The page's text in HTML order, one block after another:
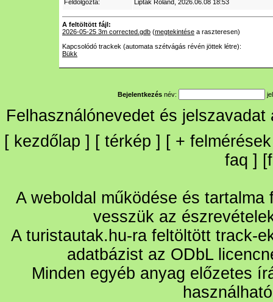
Feldolgozta: Lipták Roland , 2026.06.08 18:53
A feltöltött fájl:
2026-05-25 3m corrected.gdb (megtekintése a raszteresen)
Kapcsolódó trackek (automata szétvágás révén jöttek létre):
Bükk
Bejelentkezés név:
Felhasználónevedet és
[ kezdőlap ] [ térkép ] [ + felmérések
faq ] [
A weboldal működése és
vesszük az
A turistautak.hu-ra feltöltött track-
adatbázist az ODbL
Minden egyéb anyag előzetes